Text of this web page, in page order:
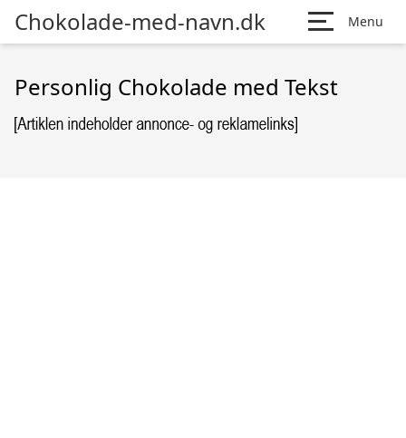
Chokolade-med-navn.dk Menu
Personlig Chokolade med Tekst